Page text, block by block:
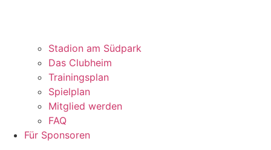
Stadion am Südpark
Das Clubheim
Trainingsplan
Spielplan
Mitglied werden
FAQ
Für Sponsoren